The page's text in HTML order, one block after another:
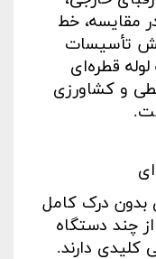
مقایسه، خط
تأسیسات
قطره‌ای
و کشاورزی
.
بدون درک کامل
چند دستگاه
دارند.